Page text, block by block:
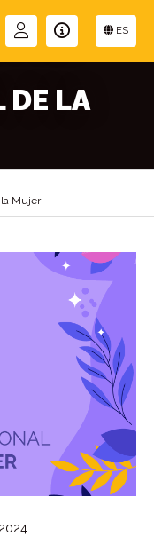
ES
DE LA
la Mujer